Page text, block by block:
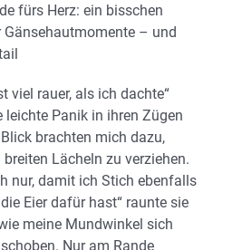
fürs Herz: ein bisschen
Gänsehautmomente – und
viel rauer, als ich dachte“
Panik in ihren Zügen
brachten mich dazu,
Lächeln zu verziehen.
nur, damit ich Stich ebenfalls
Eier dafür hast“ raunte sie
meine Mundwinkel sich
Nur am Rande